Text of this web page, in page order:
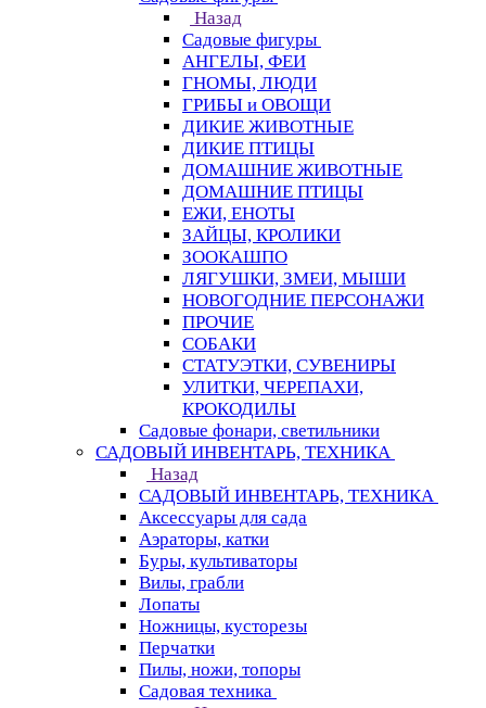
Назад
Садовые фигуры
АНГЕЛЫ, ФЕИ
ГНОМЫ, ЛЮДИ
ГРИБЫ и ОВОЩИ
ДИКИЕ ЖИВОТНЫЕ
ДИКИЕ ПТИЦЫ
ДОМАШНИЕ ЖИВОТНЫЕ
ДОМАШНИЕ ПТИЦЫ
ЕЖИ, ЕНОТЫ
ЗАЙЦЫ, КРОЛИКИ
ЗООКАШПО
ЛЯГУШКИ, ЗМЕИ, МЫШИ
НОВОГОДНИЕ ПЕРСОНАЖИ
ПРОЧИЕ
СОБАКИ
СТАТУЭТКИ, СУВЕНИРЫ
УЛИТКИ, ЧЕРЕПАХИ,
КРОКОДИЛЫ
Садовые фонари, светильники
САДОВЫЙ ИНВЕНТАРЬ, ТЕХНИКА
Назад
САДОВЫЙ ИНВЕНТАРЬ, ТЕХНИКА
Аксессуары для сада
Аэраторы, катки
Буры, культиваторы
Вилы, грабли
Лопаты
Ножницы, кусторезы
Перчатки
Пилы, ножи, топоры
Садовая техника